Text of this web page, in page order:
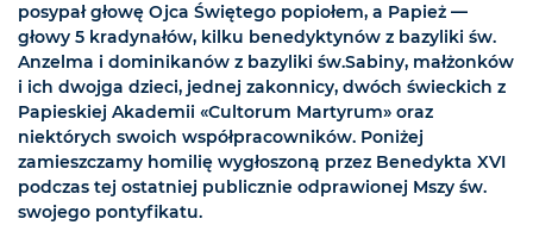
posypał głowę Ojca Świętego popiołem, a Papież —
głowy 5 kradynałów, kilku benedyktynów z bazyliki św.
Anzelma i dominikanów z bazyliki św.Sabiny, małżonków
i ich dwojga dzieci, jednej zakonnicy, dwóch świeckich z
Papieskiej Akademii «Cultorum Martyrum» oraz
niektórych swoich współpracowników. Poniżej
zamieszczamy homilię wygłoszoną przez Benedykta XVI
podczas tej ostatniej publicznie odprawionej Mszy św.
swojego pontyfikatu.